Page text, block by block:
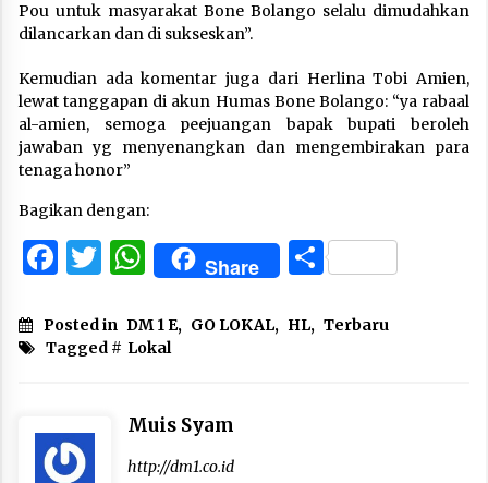
Pou untuk masyarakat Bone Bolango selalu dimudahkan
dilancarkan dan di sukseskan”.
Kemudian ada komentar juga dari Herlina Tobi Amien,
lewat tanggapan di akun Humas Bone Bolango: “ya rabaal
al-amien, semoga peejuangan bapak bupati beroleh
jawaban yg menyenangkan dan mengembirakan para
tenaga honor”
Bagikan dengan:
Facebook
Twitter
WhatsApp
Share Share
Posted in DM 1 E, GO LOKAL, HL, Terbaru
Tagged # Lokal
Muis Syam
http://dm1.co.id